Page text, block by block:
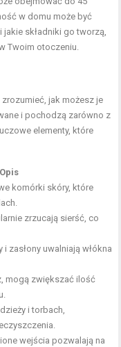
w domu może być
jakie składniki go tworzą,
Twoim otoczeniu.
zrozumieć, jak możesz je
i pochodzą zarówno z
elementy, które
Opis
komórki skóry, które
zrzucają sierść, co
zasłony uwalniają włókna
mogą zwiększać ilość
i torbach,
wejścia pozwalają na